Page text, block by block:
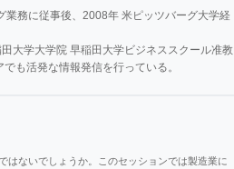
務に従事後、2008年 米ピッツバーグ大学経
大学大学院 早稲田大学ビジネススクール准教
も活発な情報発信を行っている。
はないでしょうか。このセッションでは製造業に